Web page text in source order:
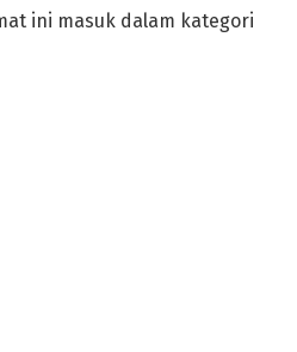
ini masuk dalam kategori